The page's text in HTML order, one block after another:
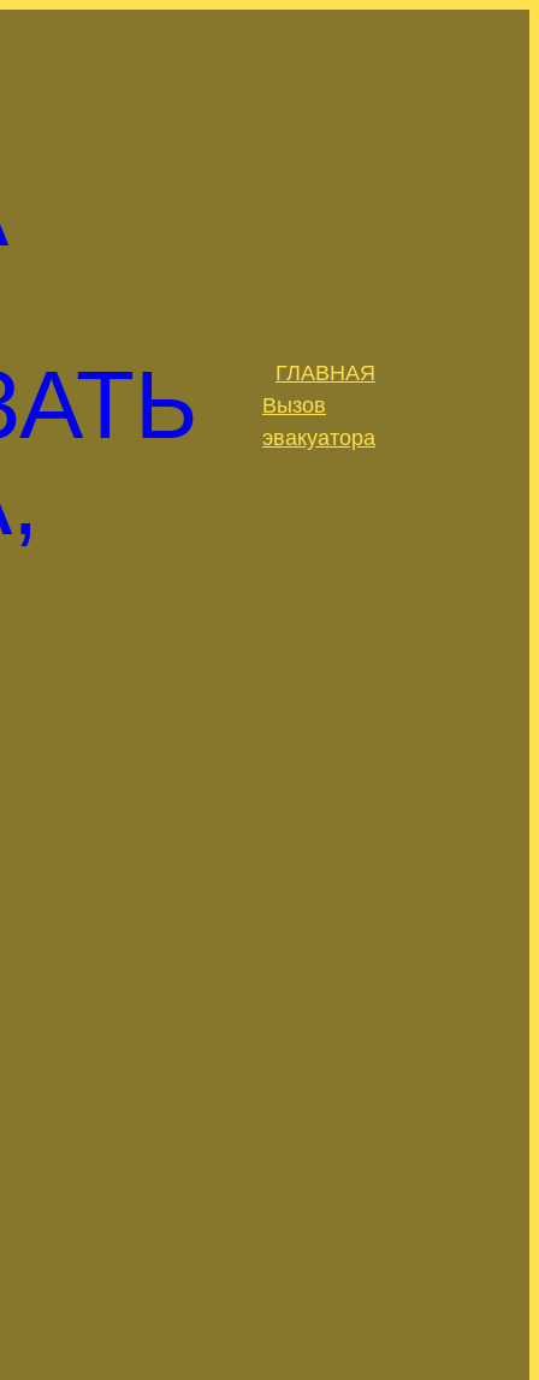
ГЛАВНАЯ
Вызов
эвакуатора